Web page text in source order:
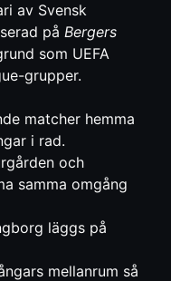
av Svensk
på Bergers
som UEFA
grupper.
matcher hemma
i rad.
och
samma omgång
läggs på
mellanrum så